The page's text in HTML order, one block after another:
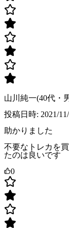
山川純一(40代・
投稿日時: 2021/
助かりました
不要なトレカを
たのは良いです
0